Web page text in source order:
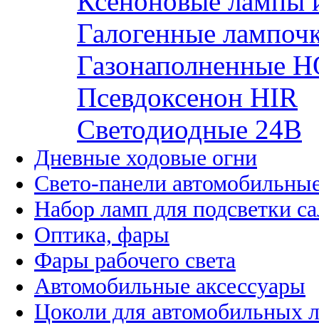
Галогенные
Газонаполненные
Псевдоксенон HIR
Cветодиодные 24B
Дневные ходовые огни
Свето-панели
Набор ламп для подсветки
Оптика, фары
Фары рабочего света
Автомобильные аксессуары
Цоколи для автомобильных